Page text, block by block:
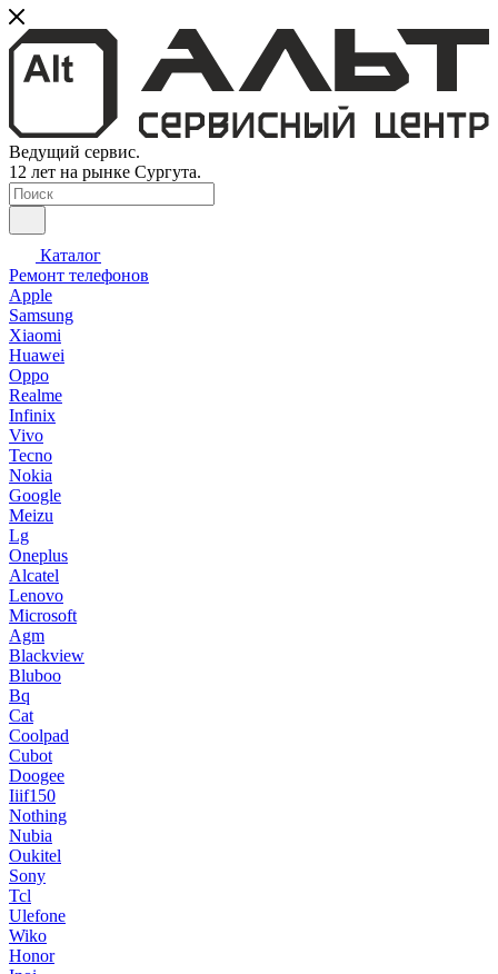
Ведущий сервис.
12 лет на рынке Сургута.
Каталог
Ремонт телефонов
Apple
Samsung
Xiaomi
Huawei
Oppo
Realme
Infinix
Vivo
Tecno
Nokia
Google
Meizu
Lg
Oneplus
Alcatel
Lenovo
Microsoft
Agm
Blackview
Bluboo
Bq
Cat
Coolpad
Cubot
Doogee
Iiif150
Nothing
Nubia
Oukitel
Sony
Tcl
Ulefone
Wiko
Honor